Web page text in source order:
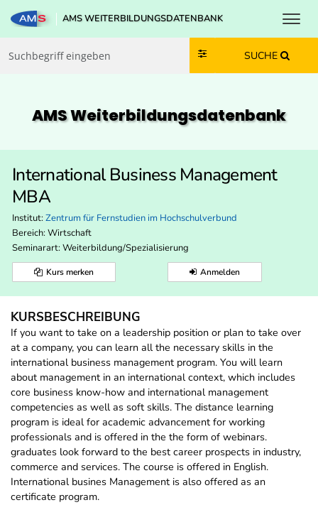
Zum Inhalt springen
Zum Navmenü springen
Zur Suche springen
Zur Footer springen
AMS WEITERBILDUNGSDATENBANK
SUCHE
AMS Weiterbildungs­datenbank
International Business Management
MBA
Institut: Zentrum für Fernstudien im Hochschulverbund
Bereich: Wirtschaft
Seminarart: Weiterbildung/Spezialisierung
Kurs merken Anmelden
KURSBESCHREIBUNG
If you want to take on a leadership position or plan to take over
at a company, you can learn all the necessary skills in the
international business management program. You will learn
about management in an international context, which includes
core business know-how and international management
competencies as well as soft skills. The distance learning
program is ideal for academic advancement for working
professionals and is offered in the the form of webinars.
graduates look forward to the best career prospects in industry,
commerce and services. The course is offered in English.
International busines Management is also offered as an
certificate program.